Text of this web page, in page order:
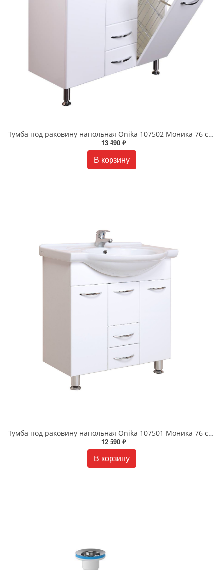
Тумба под раковину напольная Onika 107502 Моника 76 см белая
13 490 ₽
В корзину
Тумба под раковину напольная Onika 107501 Моника 76 см белая
12 590 ₽
В корзину